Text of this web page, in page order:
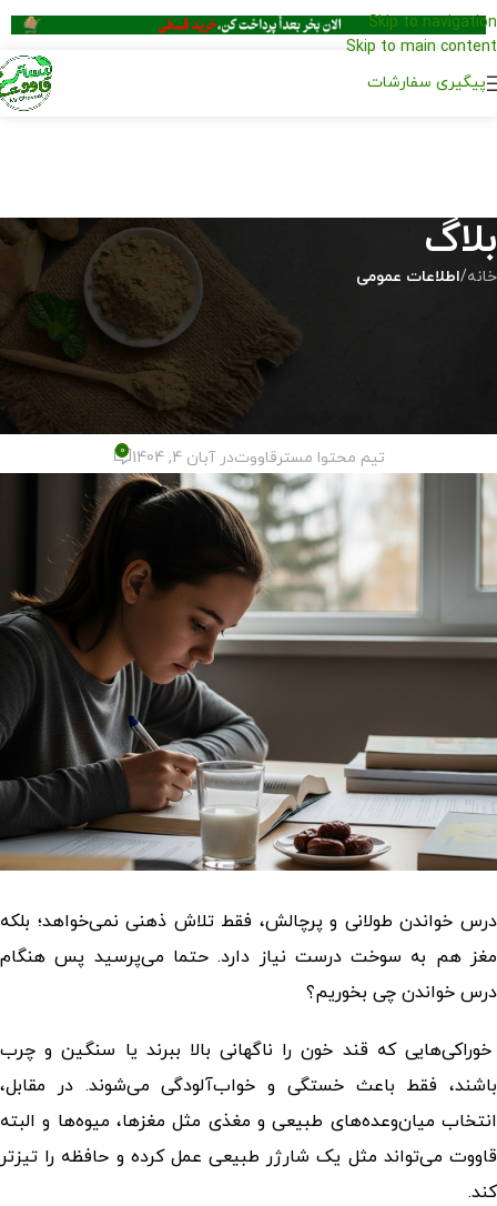
Skip to navigation
Skip to main content
پیگیری سفارشات
بلاگ
خانه/اطلاعات عمومی
اطلاعات عمومی
معرفی بهترین خوراکی‌ های انرژی ‌زا
برای درس خواندن و تقویت‌کننده
حافظه
تیم محتوا مسترقاووتدر آبان 4, 1404 0
درس خواندن طولانی و پرچالش، فقط تلاش ذهنی نمی‌خواهد؛ بلکه
مغز هم به سوخت درست نیاز دارد. حتما می‌پرسید پس هنگام
درس خواندن چی بخوریم؟
خوراکی‌هایی که قند خون را ناگهانی بالا ببرند یا سنگین و چرب
باشند، فقط باعث خستگی و خواب‌آلودگی می‌شوند. در مقابل،
انتخاب میان‌وعده‌های طبیعی و مغذی مثل مغزها، میوه‌ها و البته
قاووت می‌تواند مثل یک شارژر طبیعی عمل کرده و حافظه را تیزتر
کند.